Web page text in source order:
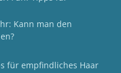
Kann man den
für empfindliches Haar